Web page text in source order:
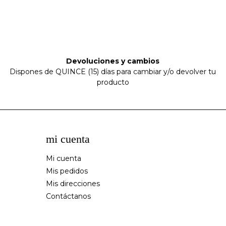
Devoluciones y cambios
Dispones de QUINCE (15) días para cambiar y/o devolver tu
producto
mi cuenta
Mi cuenta
Mis pedidos
Mis direcciones
Contáctanos